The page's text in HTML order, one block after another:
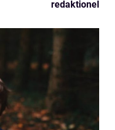
redaktionel